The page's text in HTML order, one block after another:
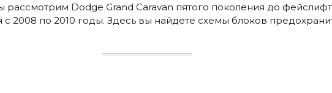
рассмотрим Dodge Grand Caravan пятого поколения до
2008 по 2010 годы. Здесь вы найдете схемы блоков